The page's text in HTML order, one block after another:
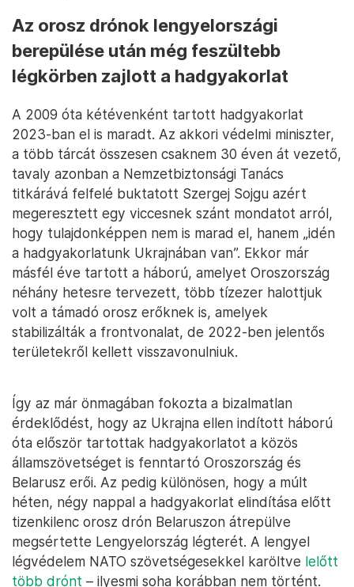
Az orosz drónok lengyelországi
berepülése után még feszültebb
légkörben zajlott a hadgyakorlat
A 2009 óta kétévenként tartott hadgyakorlat
2023-ban el is maradt. Az akkori védelmi miniszter,
a több tárcát összesen csaknem 30 éven át vezető,
tavaly azonban a Nemzetbiztonsági Tanács
titkárává felfelé buktatott Szergej Sojgu azért
megeresztett egy viccesnek szánt mondatot arról,
hogy tulajdonképpen nem is marad el, hanem „idén
a hadgyakorlatunk Ukrajnában van”. Ekkor már
másfél éve tartott a háború, amelyet Oroszország
néhány hetesre tervezett, több tízezer halottjuk
volt a támadó orosz erőknek is, amelyek
stabilizálták a frontvonalat, de 2022-ben jelentős
területekről kellett visszavonulniuk.
Így az már önmagában fokozta a bizalmatlan
érdeklődést, hogy az Ukrajna ellen indított háború
óta először tartottak hadgyakorlatot a közös
államszövetséget is fenntartó Oroszország és
Belarusz erői. Az pedig különösen, hogy a múlt
héten, négy nappal a hadgyakorlat elindítása előtt
tizenkilenc orosz drón Belaruszon átrepülve
megsértette Lengyelország légterét. A lengyel
légvédelem NATO szövetségesekkel karöltve lelőtt
több drónt – ilyesmi soha korábban nem történt.